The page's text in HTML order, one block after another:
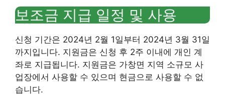
보조금 지급 일정 및 사용
신청 기간은 2024년 2월 1일부터 2024년 3월 31일
까지입니다. 지원금은 신청 후 2주 이내에 개인 계
좌로 지급됩니다. 지원금은 가창면 지역 소규모 사
업장에서 사용할 수 있으며 현금으로 사용할 수 없
습니다.